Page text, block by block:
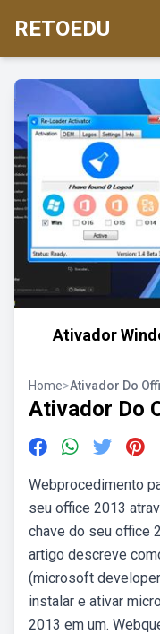
RETOEDU
Ativador
Home>Ativador Do
Ativador Do
Webprocedimento
seu office 2013
chave do seu office
artigo descreve
(microsoft
instalar e ativar
2013 em um.